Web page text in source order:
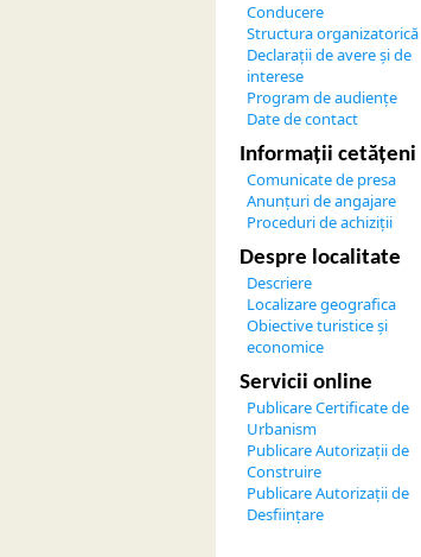
Conducere
Structura organizatorică
Declarații de avere și de
interese
Program de audiențe
Date de contact
Informații cetățeni
Comunicate de presa
Anunțuri de angajare
Proceduri de achiziții
Despre localitate
Descriere
Localizare geografica
Obiective turistice și
economice
Servicii online
Publicare Certificate de
Urbanism
Publicare Autorizații de
Construire
Publicare Autorizații de
Desființare